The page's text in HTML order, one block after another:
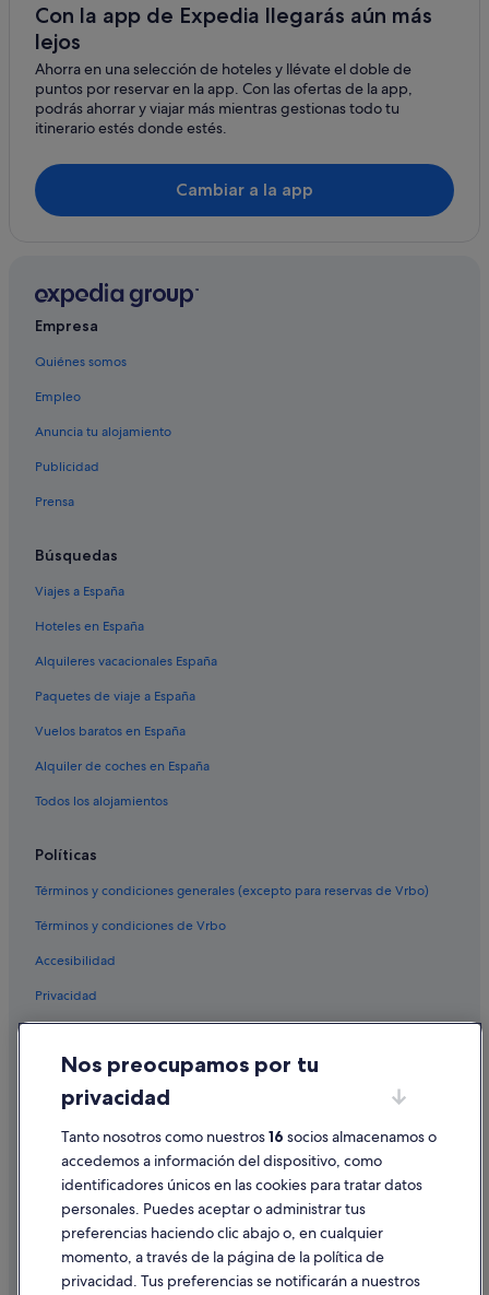
Pensiones en Valencia
El Mercat hoteles
Hoteles baratos en Ciutat Vella
Hoteles con bodega en Comunidad Valenciana
Casas rurales en Comunidad Valenciana
Nh Hotels en Centro de Valencia
Hoteles que aceptan mascotas en Valencia
Apartoteles en Comunidad Valenciana
Hoteles cerca de La Lonja de la Seda
Hoteles con casino en Ciutat Vella
Hoteles históricos en Ciutat Vella
Hoteles con piscina en Valencia
B&B en Provincia de Valencia
Casas en árboles en Comunidad Valenciana
Seda
Hoteles de esquí en Valencia
Cruceros en Valencia
Ace Hotel en Valencia
Campings de caravanas en Comunidad Valenciana
Condominios en Valencia
Con la app de Expedia llegarás aún más
lejos
Ahorra en una selección de hoteles y llévate el doble de
puntos por reservar en la app. Con las ofertas de la app,
podrás ahorrar y viajar más mientras gestionas todo tu
itinerario estés donde estés.
Cambiar a la app
Empresa
Quiénes somos
Empleo
Anuncia tu alojamiento
Publicidad
Prensa
Búsquedas
Viajes a España
Hoteles en España
Alquileres vacacionales España
Paquetes de viaje a España
Vuelos baratos en España
Alquiler de coches en España
Todos los alojamientos
Políticas
Términos y condiciones generales (excepto para reservas de Vrbo)
Términos y condiciones de Vrbo
Accesibilidad
Privacidad
Condiciones de uso
Información legal/contacto
Pautas sobre el contenido y cómo denunciar contenido
Ayuda
Cancelar un vuelo
Nos preocupamos por tu
privacidad
Tanto nosotros como nuestros16 socios almacenamos o
accedemos a información del dispositivo, como
identificadores únicos en las cookies para tratar datos
personales. Puedes aceptar o administrar tus
preferencias haciendo clic abajo o, en cualquier
momento, a través de la página de la política de
privacidad. Tus preferencias se notificarán a nuestros